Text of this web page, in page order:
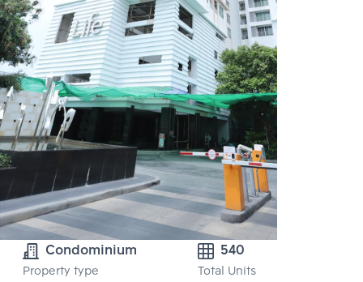
Condominium
Property type
540
Total Units